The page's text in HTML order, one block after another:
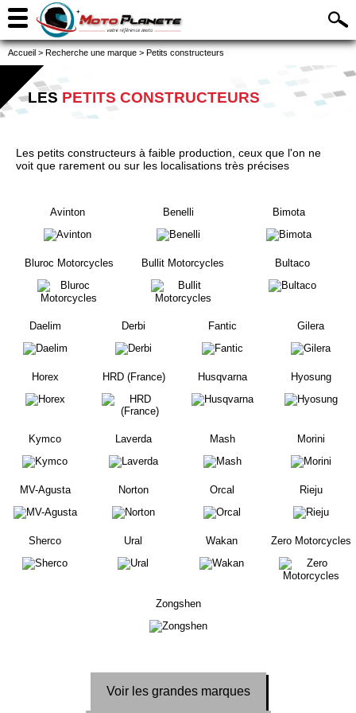
Accueil > Recherche une marque > Petits constructeurs
LES PETITS CONSTRUCTEURS
Les petits constructeurs à faible production, ceux que l'on ne
voit que rarement ou sur les localisations très précises
Avinton Benelli Bimota
Bluroc Motorcycles Bullit Motorcycles Bultaco
Daelim Derbi Fantic Gilera
Horex HRD (France) Husqvarna Hyosung
Kymco Laverda Mash Morini
MV-Agusta Norton Orcal Rieju
Sherco Ural Wakan Zero Motorcycles
Zongshen
Voir les grandes marques